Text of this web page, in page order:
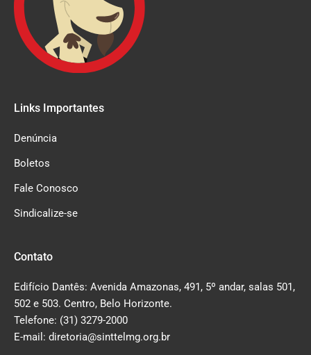
Links Importantes
Denúncia
Boletos
Fale Conosco
Sindicalize-se
Contato
Edifício Dantês: Avenida Amazonas, 491, 5º andar, salas 501,
502 e 503. Centro, Belo Horizonte.
Telefone: (31) 3279-2000
E-mail: diretoria@sinttelmg.org.br